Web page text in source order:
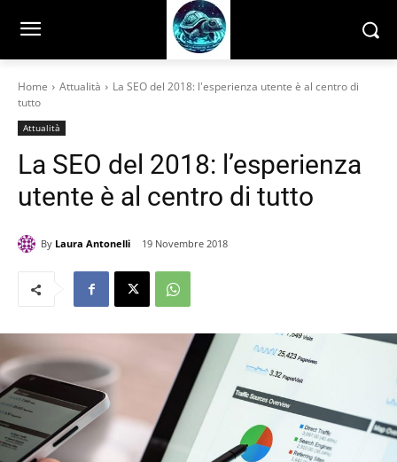
Home Attualità
La SEO del 2018: l'esperienza utente è al centro di
tutto
Attualità
La SEO del 2018: l’esperienza
utente è al centro di tutto
By Laura Antonelli 19 Novembre 2018